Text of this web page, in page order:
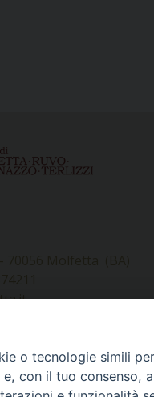
–
sociali
o tecnologie simili per
con il tuo consenso,